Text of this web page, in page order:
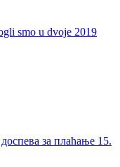
smo u dvoje 2019